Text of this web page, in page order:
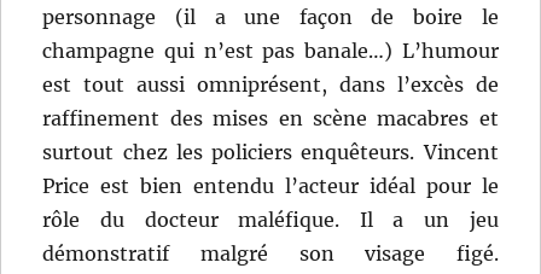
personnage (il a une façon de boire le
champagne qui n’est pas banale…) L’humour
est tout aussi omniprésent, dans l’excès de
raffinement des mises en scène macabres et
surtout chez les policiers enquêteurs. Vincent
Price est bien entendu l’acteur idéal pour le
rôle du docteur maléfique. Il a un jeu
démonstratif malgré son visage figé.